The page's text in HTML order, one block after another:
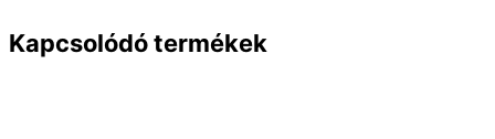
Kapcsolódó termékek